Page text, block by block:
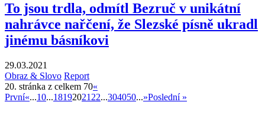
To jsou trdla, odmítl Bezruč v unikátní
nahrávce nařčení, že Slezské písně ukradl
jinému básníkovi
29.03.2021
Obraz & Slovo Report
20. stránka z celkem 70«
První«...10...18192021 22...304050...»Poslední »